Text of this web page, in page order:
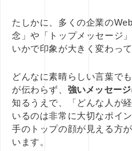
たしかに、多くの企業の
念」や「トップメッセージ
いかで印象が大きく変わって
どんなに素晴らしい言葉で
が伝わらず、 強いメッセー
知るうえで、「どんな人が
いるのは非常に大切なポイ
手のトップの顔が見える方
います。